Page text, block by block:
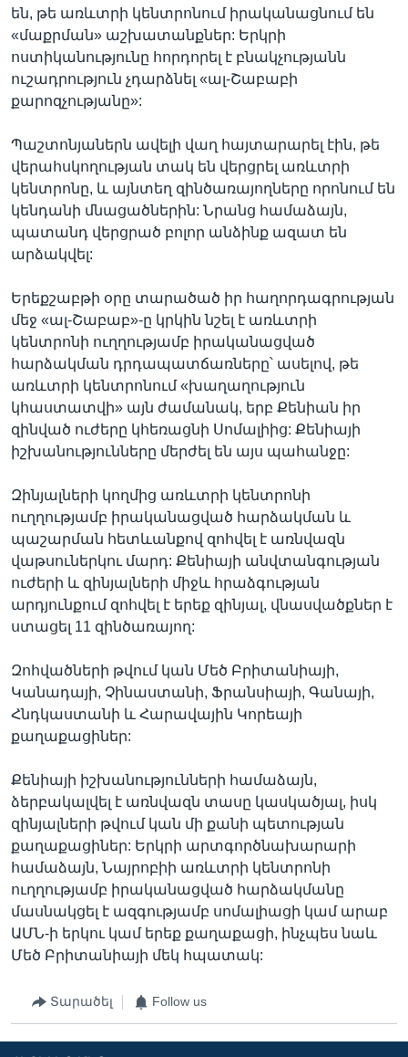
են, թե առևտրի կենտրոնում իրականացնում են
«մաքրման» աշխատանքներ: Երկրի
ոստիկանությունը հորդորել է բնակչությանն
ուշադրություն չդարձնել «ալ-Շաբաբի
քարոզչությանը»:
Պաշտոնյաներն ավելի վաղ հայտարարել էին, թե
վերահսկողության տակ են վերցրել առևտրի
կենտրոնը, և այնտեղ զինծառայողները որոնում են
կենդանի մնացածներին: Նրանց համաձայն,
պատանդ վերցրած բոլոր անձինք ազատ են
արձակվել:
Երեքշաբթի օրը տարածած իր հաղորդագրության
մեջ «ալ-Շաբաբ»-ը կրկին նշել է առևտրի
կենտրոնի ուղղությամբ իրականացված
հարձակման դրդապատճառները՝ ասելով, թե
առևտրի կենտրոնում «խաղաղություն
կհաստատվի» այն ժամանակ, երբ Քենիան իր
զինված ուժերը կհեռացնի Սոմալիից: Քենիայի
իշխանությունները մերժել են այս պահանջը:
Զինյալների կողմից առևտրի կենտրոնի
ուղղությամբ իրականացված հարձակման և
պաշարման հետևանքով զոհվել է առնվազն
վաթսուներկու մարդ: Քենիայի անվտանգության
ուժերի և զինյալների միջև հրաձգության
արդյունքում զոհվել է երեք զինյալ, վնասվածքներ է
ստացել 11 զինծառայող:
Զոհվածների թվում կան Մեծ Բրիտանիայի,
Կանադայի, Չինաստանի, Ֆրանսիայի, Գանայի,
Հնդկաստանի և Հարավային Կորեայի
քաղաքացիներ:
Քենիայի իշխանությունների համաձայն,
ձերբակալվել է առնվազն տասը կասկածյալ, իսկ
զինյալների թվում կան մի քանի պետության
քաղաքացիներ: Երկրի արտգործնախարարի
համաձայն, Նայրոբիի առևտրի կենտրոնի
ուղղությամբ իրականացված հարձակմանը
մասնակցել է ազգությամբ սոմալիացի կամ արաբ
ԱՄՆ-ի երկու կամ երեք քաղաքացի, ինչպես նաև
Մեծ Բրիտանիայի մեկ հպատակ:
Տարածել Follow us